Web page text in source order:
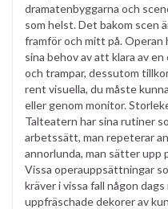
dramatenbyggarna och
som helst. Det bakom scen
framför och mitt på. Operan
sina behov av att klara av
och trampar, dessutom
rent visuella, du måste
eller genom monitor.
Talteatern har sina rutiner
arbetssätt, man repeterar
annorlunda, man sätter
Vissa operauppsättningar
kräver i vissa fall någon
uppfräschade dekorer av